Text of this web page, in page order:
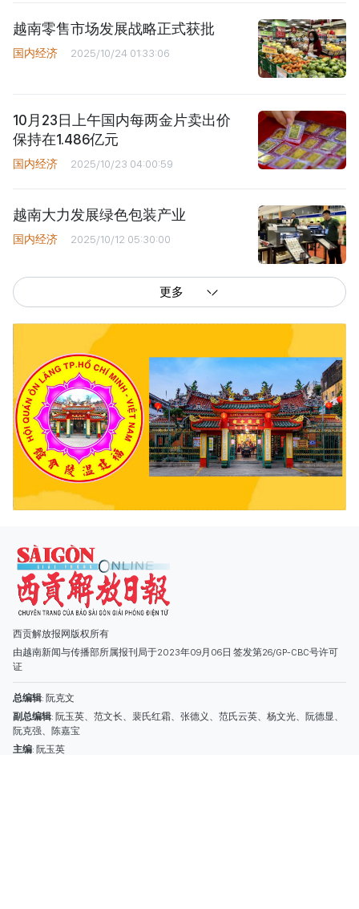
越南零售市场发展战略正式获批
国内经济 2025/10/24 01:33:06
10月23日上午国内每两金片卖出价
保持在1.486亿元
国内经济 2025/10/23 04:00:59
越南大力发展绿色包装产业
国内经济 2025/10/12 05:30:00
更多
西贡解放报网版权所有
由越南新闻与传播部所属报刊局于2023年09月06日 签发第26/GP-CBC号许可
证
副总编辑: 阮玉英、范文长、裴氏红霜、张德义、范氏云英、杨文光、阮德显、
阮克强、陈嘉宝
主编: 阮玉英
社址: 胡志明市棋盘坊阮氏明开街432-434号
总台: (028) 39294091 - 转 060
热线: 096.558.1888
编辑部: (028) 39294092 - 转 060
电子信箱
广告部
(028) 38334185
quangcaohoavan09@gmail.com;